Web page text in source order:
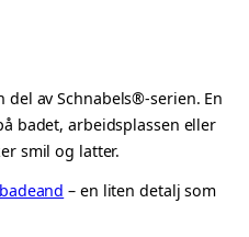
del av Schnabels®-serien. En
badet, arbeidsplassen eller
smil og latter.
– en liten detalj som